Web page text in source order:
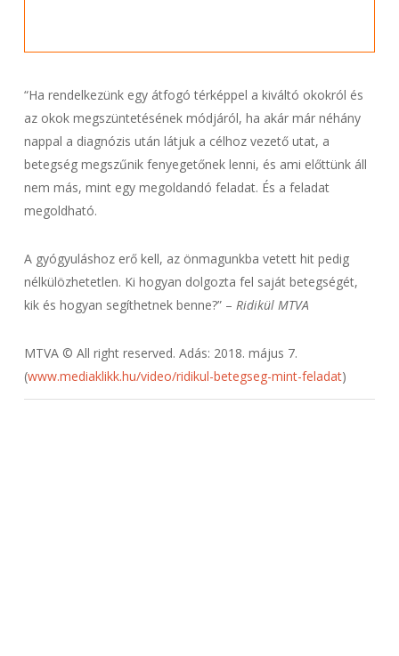
“Ha rendelkezünk egy átfogó térképpel a kiváltó okokról és
az okok megszüntetésének módjáról, ha akár már néhány
nappal a diagnózis után látjuk a célhoz vezető utat, a
betegség megszűnik fenyegetőnek lenni, és ami előttünk áll
nem más, mint egy megoldandó feladat. És a feladat
megoldható.
A gyógyuláshoz erő kell, az önmagunkba vetett hit pedig
nélkülözhetetlen. Ki hogyan dolgozta fel saját betegségét,
kik és hogyan segíthetnek benne?” – Ridikül MTVA
MTVA © All right reserved. Adás: 2018. május 7.
(www.mediaklikk.hu/video/ridikul-betegseg-mint-feladat)